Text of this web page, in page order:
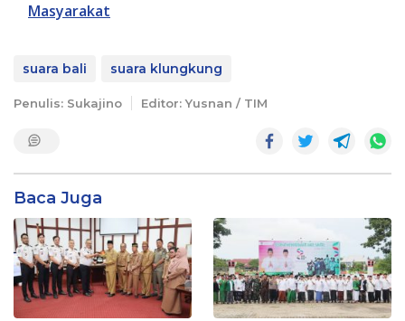
Masyarakat
suara bali suara klungkung
Penulis: Sukajino Editor: Yusnan / TIM
Baca Juga